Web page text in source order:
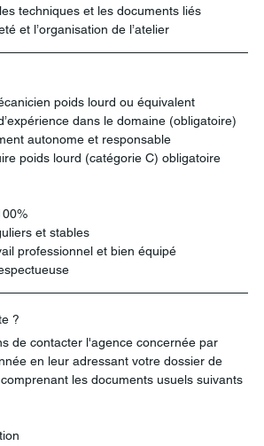
techniques et les documents liés
et l’organisation de l’atelier
poids lourd ou équivalent
dans le domaine (obligatoire)
autonome et responsable
poids lourd (catégorie C) obligatoire
et stables
professionnel et bien équipé
?
de contacter l'agence concernée par
en leur adressant votre dossier de
les documents usuels suivants